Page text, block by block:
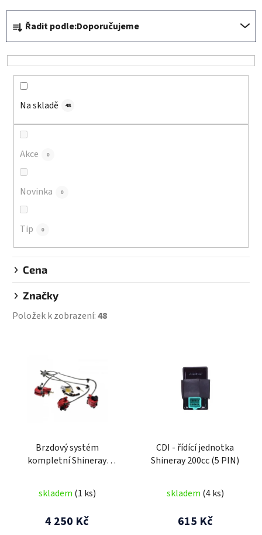
Ř
a
z
e
Řadit podle:Doporučujeme
Na skladě 48
Akce 0
Novinka 0
Tip 0
Cena
Značky
Položek k zobrazení:48
Brzdový systém
kompletní Shineray
skladem (1 ks)
4 250 Kč
CDI - řídící jednotka
Shineray 200cc (5 PIN)
skladem (4 ks)
615 Kč